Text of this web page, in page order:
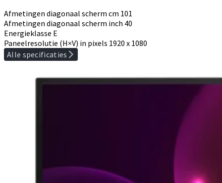
Afmetingen diagonaal scherm cm 101
Afmetingen diagonaal scherm inch 40
Energieklasse E
Paneelresolutie (H×V) in pixels 1920 x 1080
Alle specificaties